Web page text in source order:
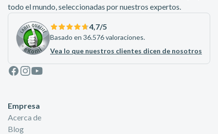
todo el mundo, seleccionadas por nuestros expertos.
4,7/5
Basado en 36.576 valoraciones.
Vea lo que nuestros clientes dicen de nosotros
Facebook
Instagram
Youtube
Empresa
Acerca de
Blog